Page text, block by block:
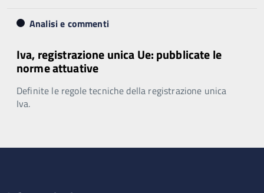
Analisi e commenti
Iva, registrazione unica Ue: pubblicate le
norme attuative
Definite le regole tecniche della registrazione unica
Iva.